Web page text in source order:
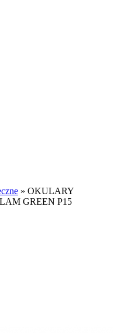
» OKULARY
GREEN P15